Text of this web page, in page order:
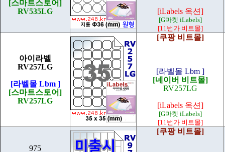
[스마트스토어]
RV535LG
[iLabels 옥션]
[G마켓 iLabels]
[11번가 비트몰]
아이라벨
RV257LG
[라벨몰 Lbm ]
[스마트스토어]
RV257LG
[쿠팡 비트몰]
[라벨몰 Lbm ]
[네이버 비트몰]
RV257LG
[iLabels 옥션]
[G마켓 iLabels]
[11번가 비트몰]
975
[쿠팡 비트몰]